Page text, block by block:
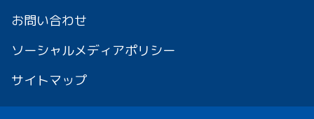
お問い合わせ
ソーシャルメディアポリシー
サイトマップ